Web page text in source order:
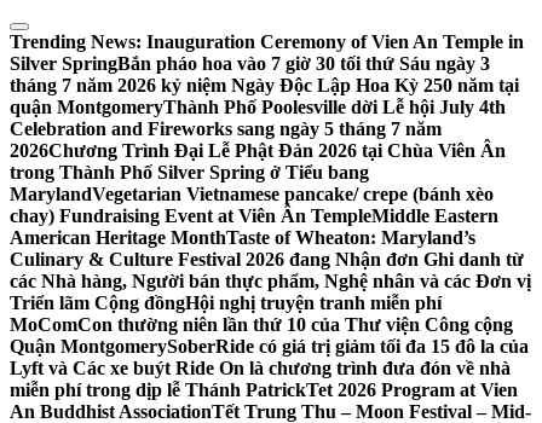
Skip
to
content
Trending News: Inauguration Ceremony of Vien An Temple in
Silver SpringBắn pháo hoa vào 7 giờ 30 tối thứ Sáu ngày 3
tháng 7 năm 2026 kỷ niệm Ngày Độc Lập Hoa Kỳ 250 năm tại
quận MontgomeryThành Phố Poolesville dời Lễ hội July 4th
Celebration and Fireworks sang ngày 5 tháng 7 năm
2026Chương Trình Đại Lễ Phật Đản 2026 tại Chùa Viên Ân
trong Thành Phố Silver Spring ở Tiểu bang
MarylandVegetarian Vietnamese pancake/ crepe (bánh xèo
chay) Fundraising Event at Viên Ân TempleMiddle Eastern
American Heritage MonthTaste of Wheaton: Maryland’s
Culinary & Culture Festival 2026 đang Nhận đơn Ghi danh từ
các Nhà hàng, Người bán thực phẩm, Nghệ nhân và các Đơn vị
Triển lãm Cộng đồngHội nghị truyện tranh miễn phí
MoComCon thường niên lần thứ 10 của Thư viện Công cộng
Quận MontgomerySoberRide có giá trị giảm tối đa 15 đô la của
Lyft và Các xe buýt Ride On là chương trình đưa đón về nhà
miễn phí trong dịp lễ Thánh PatrickTet 2026 Program at Vien
An Buddhist AssociationTết Trung Thu – Moon Festival – Mid-